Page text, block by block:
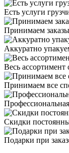
Есть услуги
Принимаем
Аккуратно
Весь
Принимаем все
Скидки
Подарки при